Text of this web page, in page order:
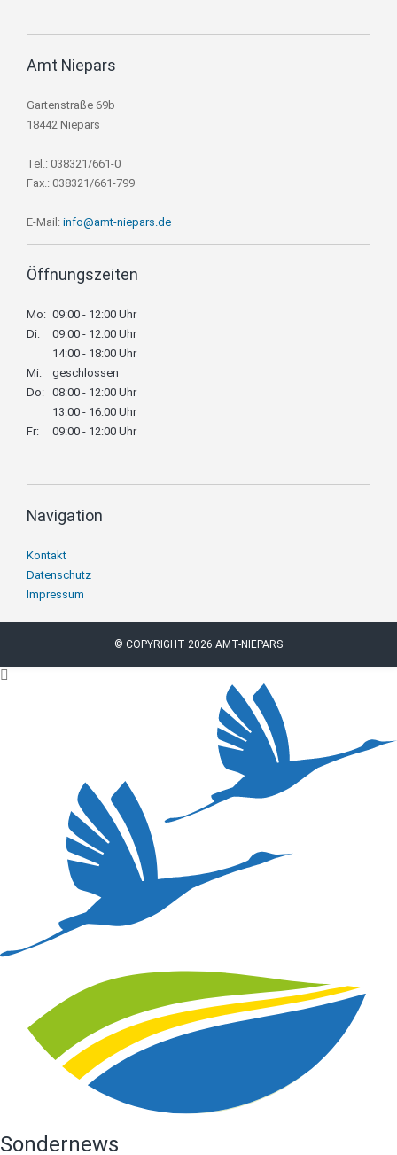
Amt Niepars
Gartenstraße 69b
18442 Niepars
Tel.: 038321/661-0
Fax.: 038321/661-799
E-Mail: info@amt-niepars.de
Öffnungszeiten
Mo: 09:00 - 12:00 Uhr
Di:
09:00 - 12:00 Uhr
14:00 - 18:00 Uhr
Mi:
geschlossen
Do: 08:00 - 12:00 Uhr
13:00 - 16:00 Uhr
Fr:
09:00 - 12:00 Uhr
Navigation
Navigation
überspringen
Kontakt
Datenschutz
Impressum
© COPYRIGHT 2026 AMT-NIEPARS
Sondernews